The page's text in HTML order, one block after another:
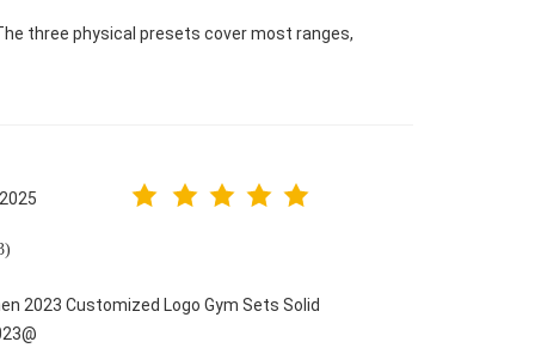
three physical presets cover most ranges,
2023 Customized Logo Gym Sets Solid